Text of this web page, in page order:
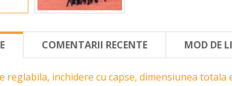
COMENTARII RECENTE MOD DE
reglabila, inchidere cu capse, dimensiunea totala